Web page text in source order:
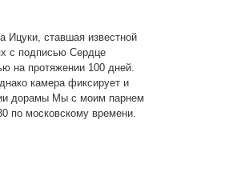
Ицуки, ставшая известной
с подписью Сердце
на протяжении 100 дней.
камера фиксирует и
дорамы Мы с моим парнем
по московскому времени.